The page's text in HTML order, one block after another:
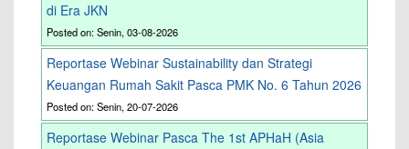
di Era JKN
Posted on: Senin, 03-08-2026
Reportase Webinar Sustainability dan Strategi
Keuangan Rumah Sakit Pasca PMK No. 6 Tahun 2026
Posted on: Senin, 20-07-2026
Reportase Webinar Pasca The 1st APHaH (Asia